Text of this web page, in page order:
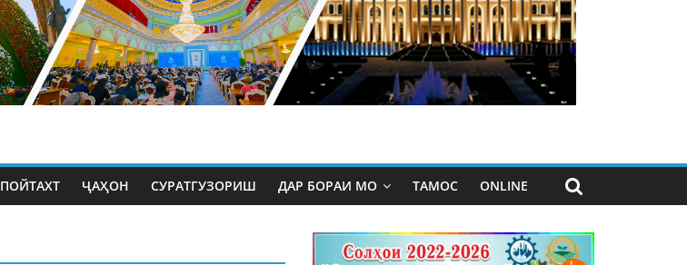
ПОЙТАХТ ҶАҲОН СУРАТГУЗОРИШ ДАР БОРАИ МО ТАМОС ONLINE